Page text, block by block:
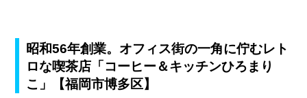
昭和56年創業。オフィス街の一角に佇むレト
ロな喫茶店「コーヒー＆キッチンひろまり
こ」【福岡市博多区】